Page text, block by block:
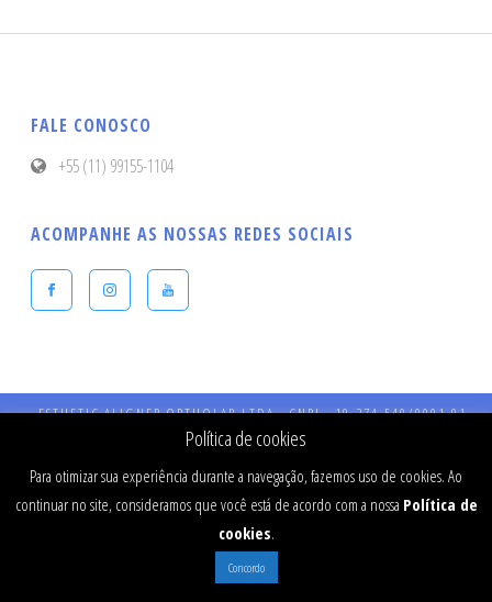
FALE CONOSCO
+55 (11) 99155-1104
ACOMPANHE AS NOSSAS REDES SOCIAIS
ESTHETIC ALIGNER ORTHOLAB LTDA - CNPJ - 19.274.540/0001-91 -
Endereço: Praça Presidente Kennedy, 90 – Vila Bastos – CEP: 09041-040
Santo André - SP - CRO 984 - RT: Dr Fernando Stefanato Buranello -
Política de cookies
Para otimizar sua experiência durante a navegação, fazemos uso de cookies. Ao
continuar no site, consideramos que você está de acordo com a nossa Política de
cookies.
Concordo